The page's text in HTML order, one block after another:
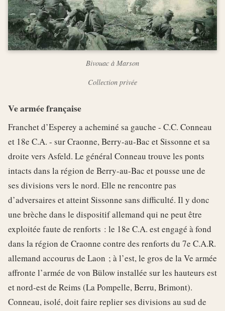
Bivouac à Marson
Collection privée
Ve armée française
Franchet d’Esperey a acheminé sa gauche - C.C. Conneau
et 18e C.A. - sur Craonne, Berry-au-Bac et Sissonne et sa
droite vers Asfeld. Le général Conneau trouve les ponts
intacts dans la région de Berry-au-Bac et pousse une de
ses divisions vers le nord. Elle ne rencontre pas
d’adversaires et atteint Sissonne sans difficulté. Il y donc
une brèche dans le dispositif allemand qui ne peut être
exploitée faute de renforts : le 18e C.A. est engagé à fond
dans la région de Craonne contre des renforts du 7e C.A.R.
allemand accourus de Laon ; à l’est, le gros de la Ve armée
affronte l’armée de von Bülow installée sur les hauteurs est
et nord-est de Reims (La Pompelle, Berru, Brimont).
Conneau, isolé, doit faire replier ses divisions au sud de